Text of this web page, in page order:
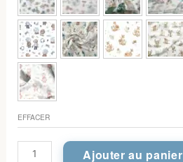
EFFACER
quantité
Ajouter au panier